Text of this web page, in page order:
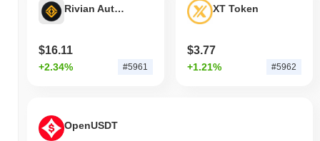
Rivian Automotive Tokenized Stock - Reality
$16.11
+2.34% #5961
XT Token
$3.77
+1.21% #5962
OpenUSDT